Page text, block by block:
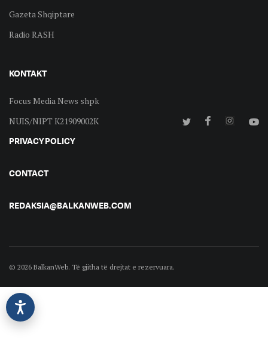
Gazeta Shqiptare
Radio RASH
KONTAKT
Focus Media News shpk
NUIS/NIPT K21909002K
PRIVACY POLICY
CONTACT
REDAKSIA@BALKANWEB.COM
© 2026 BalkanWeb. Të gjitha të drejtat e rezervuara.
©